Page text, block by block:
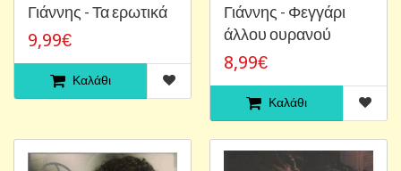
Γιάννης - Τα ερωτικά
9,99€
Καλάθι
Γιάννης - Φεγγάρι
άλλου ουρανού
8,99€
Καλάθι